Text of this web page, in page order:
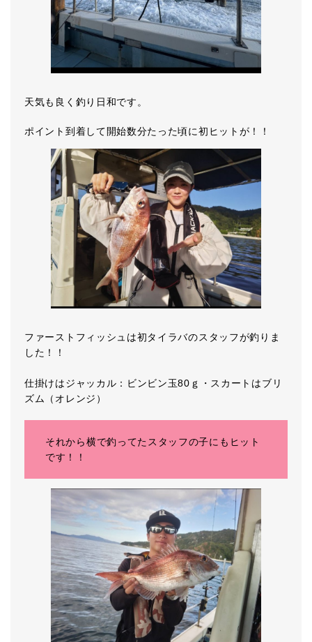
天気も良く釣り日和です。
ポイント到着して開始数分たった頃に初ヒットが！！
ファーストフィッシュは初タイラバのスタッフが釣りま
した！！
仕掛けはジャッカル：ビンビン玉80ｇ・スカートはブリ
ズム（オレンジ）
それから横で釣ってたスタッフの子にもヒット
です！！